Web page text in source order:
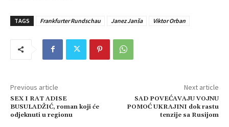
TAGS Frankfurter Rundschau Janez Janša Viktor Orban
Previous article
SEX I RAT ADISE
BUSULADŽIĆ, roman koji će
odjeknuti u regionu
Next article
SAD POVEĆAVAJU VOJNU
POMOĆ UKRAJINI dok rastu
tenzije sa Rusijom